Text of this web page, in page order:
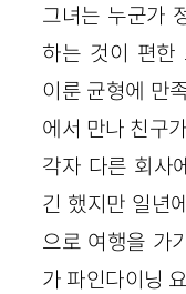
그녀는 누군가
하는 것이 편한
이룬 균형에 만
에서 만나 친구
각자 다른 회사
긴 했지만 일년
으로 여행을 가
가 파인다이닝